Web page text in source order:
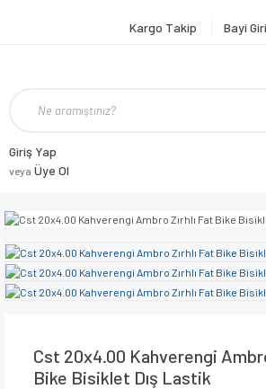
Kargo Takip Bayi
Giriş Yap
veya Üye Ol
Cst 20x4.00 Kahverengi
Bike Bisiklet Dış Lastik